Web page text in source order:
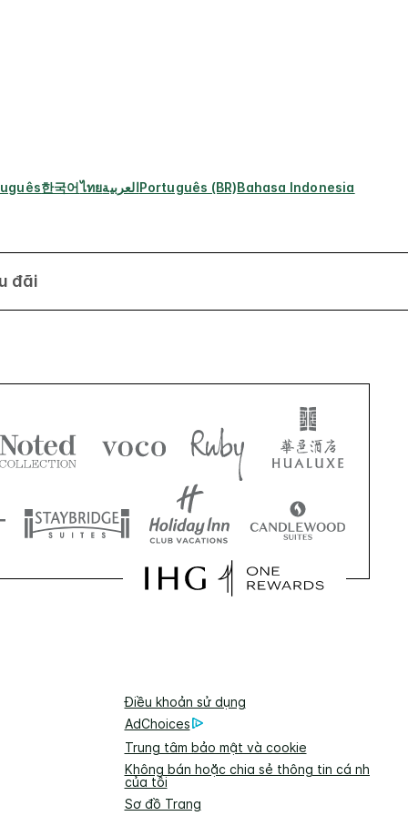
한국어ไทยالعربيةPortuguês (BR)Bahasa Indonesia
đãi
Điều khoản sử dụng
AdChoices
Trung tâm bảo mật và cookie
Không bán hoặc chia sẻ thông tin cá nhân
của tôi
Sơ đồ Trang